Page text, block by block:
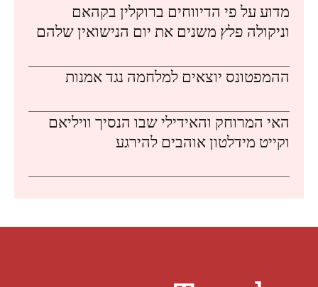
מדוע על פי הדיווחים ברוקלין בקהאם
וניקולה פלץ משנים את יום הנישואין שלהם
ההמפטונס יוצאים למלחמה נגד אמנות
האי המרוחק והאידילי שבו הנסיך וויליאם
וקייט מידלטון אוהבים להירגע